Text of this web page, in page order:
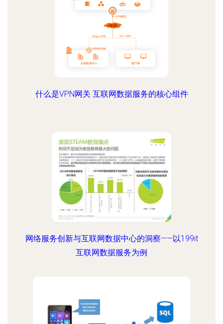
什么是VPN网关 互联网数据服务的核心组件
网络服务创新与互联网数据中心的洞察——以199it
互联网数据服务为例